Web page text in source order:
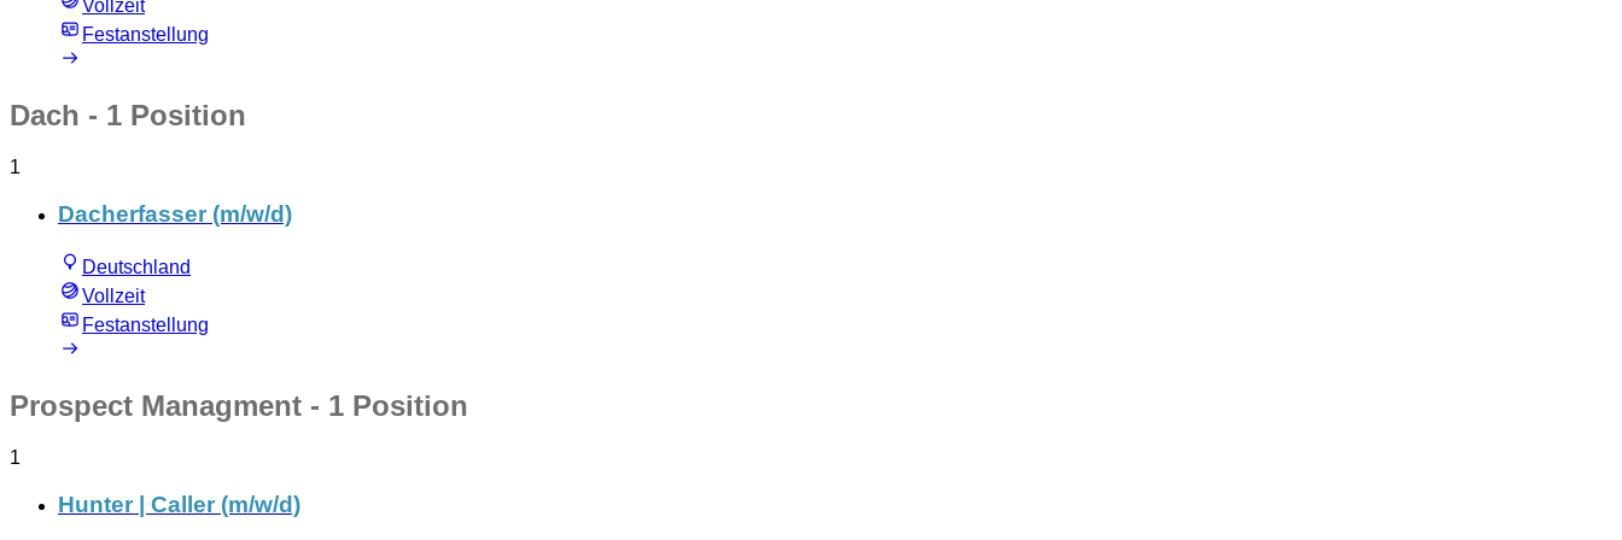
Vollzeit
Festanstellung
Dach - 1 Position
1
Dacherfasser (m/w/d)
Deutschland
Vollzeit
Festanstellung
Prospect Managment - 1 Position
1
Hunter | Caller (m/w/d)